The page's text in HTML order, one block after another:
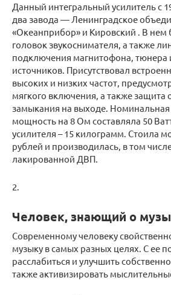
Данный интегральный усилитель с
два завода — Ленинградское
«Океанприбор» и Кировский . В
головок звукоснимателя, а также
подключения магнитофона, тюнера
источников. Присутствовал
высоких и низких частот,
мягкого включения, а также защита
замыкания на выходе.
мощность на 8 Ом составляла 50
усилителя – 15 килограмм. Стоила
рублей и производилась, в том
лакированной ДВП.
2.
Человек, знающий о
Современному человеку
музыку в самых разных целях. С ее
расслабиться и улучшить
также активизировать